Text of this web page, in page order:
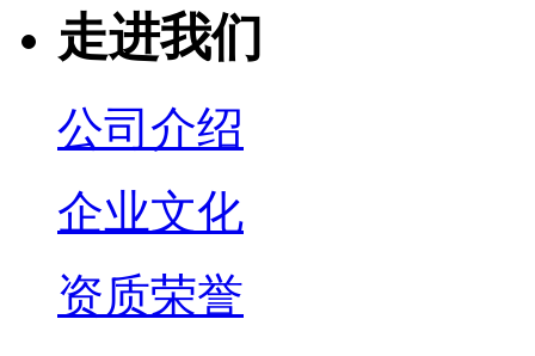
走进我们
公司介绍
企业文化
资质荣誉